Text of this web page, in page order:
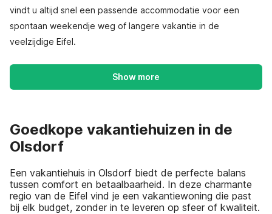
vindt u altijd snel een passende accommodatie voor een
spontaan weekendje weg of langere vakantie in de
veelzijdige Eifel.
Show more
Goedkope vakantiehuizen in de
Olsdorf
Een vakantiehuis in Olsdorf biedt de perfecte balans
tussen comfort en betaalbaarheid. In deze charmante
regio van de Eifel vind je een vakantiewoning die past
bij elk budget, zonder in te leveren op sfeer of kwaliteit.